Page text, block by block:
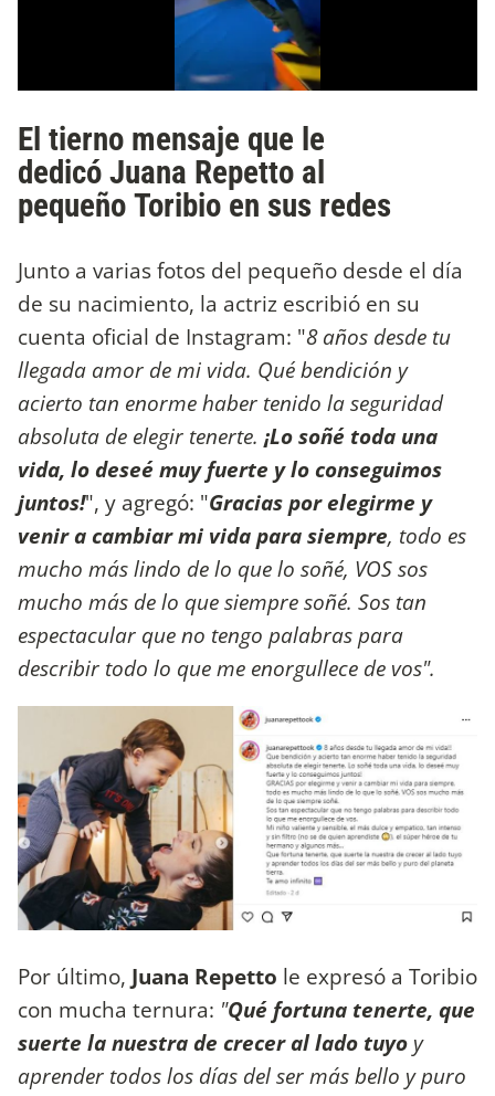
El tierno mensaje que le
dedicó Juana Repetto al
pequeño Toribio en sus redes
Junto a varias fotos del pequeño desde el día
de su nacimiento, la actriz escribió en su
cuenta oficial de Instagram: "8 años desde tu
llegada amor de mi vida. Qué bendición y
acierto tan enorme haber tenido la seguridad
absoluta de elegir tenerte. ¡Lo soñé toda una
vida, lo deseé muy fuerte y lo conseguimos
juntos!", y agregó: "Gracias por elegirme y
venir a cambiar mi vida para siempre, todo es
mucho más lindo de lo que lo soñé, VOS sos
mucho más de lo que siempre soñé. Sos tan
espectacular que no tengo palabras para
describir todo lo que me enorgullece de vos".
Por último, Juana Repetto le expresó a Toribio
con mucha ternura: "Qué fortuna tenerte, que
suerte la nuestra de crecer al lado tuyo y
aprender todos los días del ser más bello y puro